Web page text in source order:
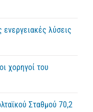
λύσεις
χορηγοί του
Σταθμού 70,2